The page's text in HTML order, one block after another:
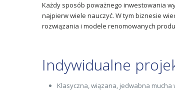
Każdy sposób poważnego inwestowania
najpierw wiele nauczyć. W tym biznesie
rozwiązania i modele renomowanych
Indywidualne
Klasyczna, wiązana, jedwabna